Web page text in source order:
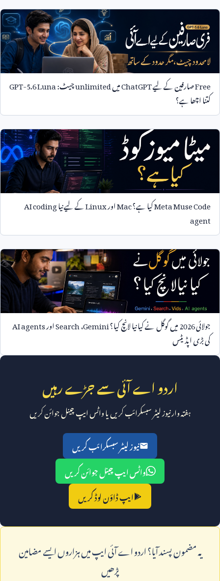
Freeصارفین کے لیےChatGPTمیںunlimitedچیٹ:GPT-5.6 Luna
کتنا اچھا ہے؟
Meta Muse Codeکیا ہے؟MacاورLinuxکے لیے نیاAI coding
agent
جولائی2026میں گوگل نے کیا نیا لانچ کیا؟Gemini،SearchاورAI agents
کی بڑی اپڈیٹس
اردو اے آئی سے جڑے رہیں
ہفتہ وار نیوز لیٹر سبسکرائب کریں یا واٹس ایپ چینل جوائن کریں
نیوز لیٹر سبسکرائب کریں
واٹس ایپ چینل جوائن کریں
ایپ ڈاؤن لوڈ کریں
يہ مضمون پسند آيا؟ اردو اے آئی ايپ ميں ہزاروں ايسے مضامين
پڑھيں